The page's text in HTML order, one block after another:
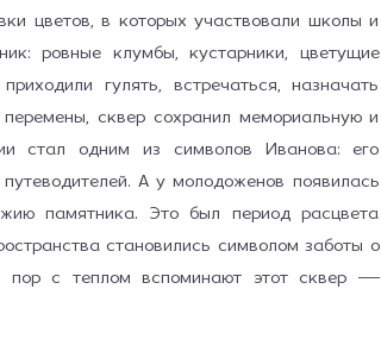
цветов, в которых участвовали школы и
ровные клумбы, кустарники, цветущие
гулять, встречаться, назначать
сквер сохранил мемориальную и
стал одним из символов Иванова: его
А у молодожёнов появилась
памятника. Это был период расцвета
становились символом заботы о
пор с теплом вспоминают этот сквер —